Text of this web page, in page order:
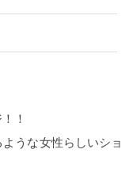
！
うな女性らしいショ